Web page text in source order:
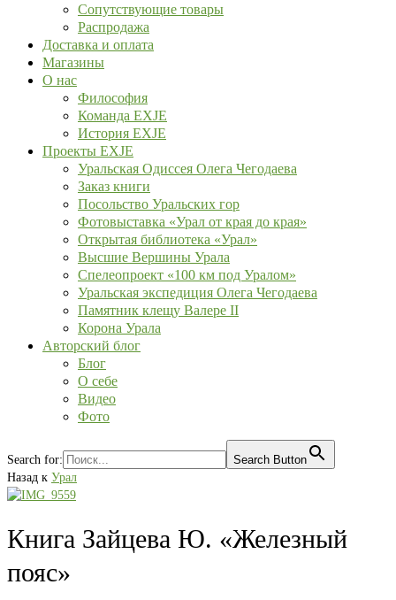
Сопутствующие товары
Распродажа
Доставка и оплата
Магазины
О нас
Философия
Команда EXJE
История EXJE
Проекты EXJE
Уральская Одиссея Олега Чегодаева
Заказ книги
Посольство Уральских гор
Фотовыставка «Урал от края до края»
Открытая библиотека «Урал»
Высшие Вершины Урала
Спелеопроект «100 км под Уралом»
Уральская экспедиция Олега Чегодаева
Памятник клещу Валере II
Корона Урала
Авторский блог
Блог
О себе
Видео
Фото
Search for:
Search Button
Назад к Урал
Книга Зайцева Ю. «Железный
пояс»